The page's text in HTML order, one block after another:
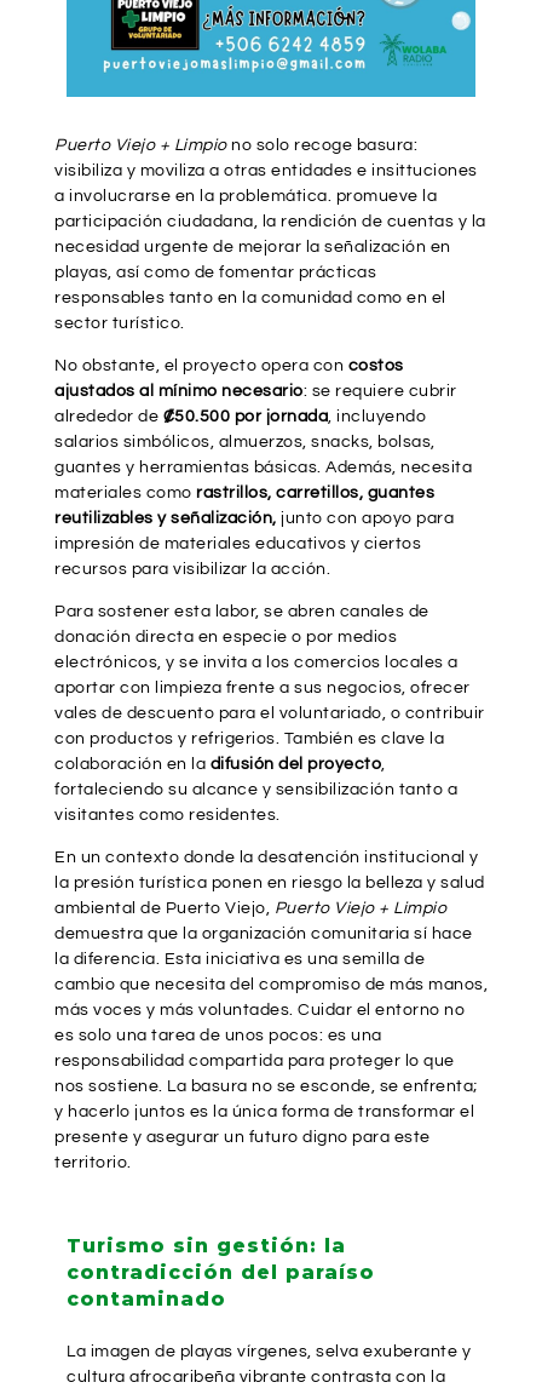
Puerto Viejo + Limpiono solo recoge basura:
visibiliza y moviliza a otras entidades e insittuciones
a involucrarse en la problemática. promueve la
participación ciudadana, la rendición de cuentas y la
necesidad urgente de mejorar la señalización en
playas, así como de fomentar prácticas
responsables tanto en la comunidad como en el
sector turístico.
No obstante, el proyecto opera con costos
ajustados al mínimo necesario: se requiere cubrir
alrededor de ₡50.500 por jornada, incluyendo
salarios simbólicos, almuerzos, snacks, bolsas,
guantes y herramientas básicas. Además, necesita
materiales como rastrillos, carretillos, guantes
reutilizables y señalización, junto con apoyo para
impresión de materiales educativos y ciertos
recursos para visibilizar la acción.
Para sostener esta labor, se abren canales de
donación directa en especie o por medios
electrónicos, y se invita a los comercios locales a
aportar con limpieza frente a sus negocios, ofrecer
vales de descuento para el voluntariado, o contribuir
con productos y refrigerios. También es clave la
colaboración en la difusión del proyecto,
fortaleciendo su alcance y sensibilización tanto a
visitantes como residentes.
En un contexto donde la desatención institucional y
la presión turística ponen en riesgo la belleza y salud
ambiental de Puerto Viejo, Puerto Viejo + Limpio
demuestra que la organización comunitaria sí hace
la diferencia. Esta iniciativa es una semilla de
cambio que necesita del compromiso de más manos,
más voces y más voluntades. Cuidar el entorno no
es solo una tarea de unos pocos: es una
responsabilidad compartida para proteger lo que
nos sostiene. La basura no se esconde, se enfrenta;
y hacerlo juntos es la única forma de transformar el
presente y asegurar un futuro digno para este
territorio.
Turismo sin gestión: la
contradicción del paraíso
contaminado
La imagen de playas vírgenes, selva exuberante y
cultura afrocaribeña vibrante contrasta con la